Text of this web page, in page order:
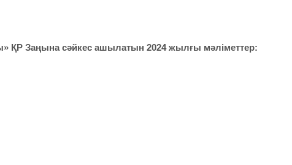
ҚР Заңына сәйкес ашылатын 2024 жылғы мәліметтер: